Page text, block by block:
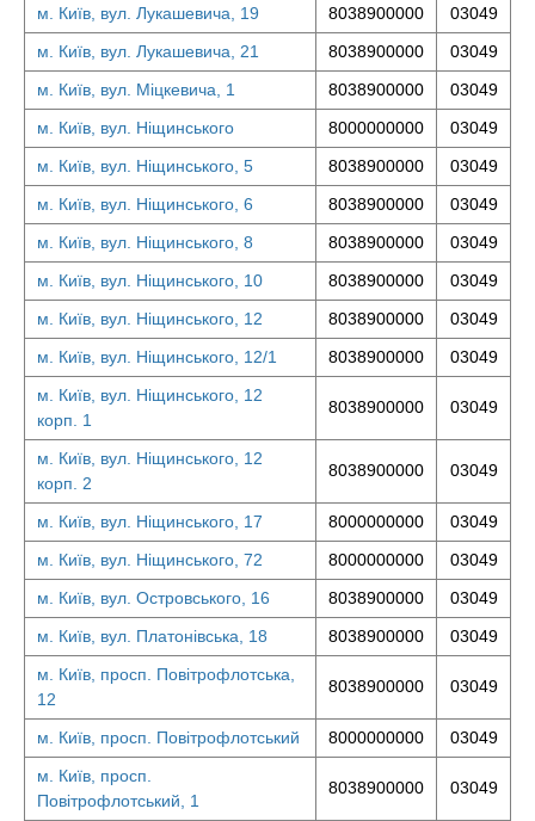
м. Київ, вул. Лукашевича, 19
8038900000
03049
м. Київ, вул. Лукашевича, 21
8038900000
03049
м. Київ, вул. Міцкевича, 1
8038900000
03049
м. Київ, вул. Ніщинського
8000000000
03049
м. Київ, вул. Ніщинського, 5
8038900000
03049
м. Київ, вул. Ніщинського, 6
8038900000
03049
м. Київ, вул. Ніщинського, 8
8038900000
03049
м. Київ, вул. Ніщинського, 10
8038900000
03049
м. Київ, вул. Ніщинського, 12
8038900000
03049
м. Київ, вул. Ніщинського, 12/1
8038900000
03049
м. Київ, вул. Ніщинського, 12
корп. 1
8038900000 03049
м. Київ, вул. Ніщинського, 12
корп. 2
8038900000 03049
м. Київ, вул. Ніщинського, 17 8000000000
03049
м. Київ, вул. Ніщинського, 72
8000000000
03049
м. Київ, вул. Островського, 16
8038900000
03049
м. Київ, вул. Платонівська, 18
8038900000
03049
м. Київ, просп. Повітрофлотська,
12
8038900000 03049
м. Київ, просп. Повітрофлотський 8000000000
03049
м. Київ, просп.
Повітрофлотський, 1
8038900000 03049